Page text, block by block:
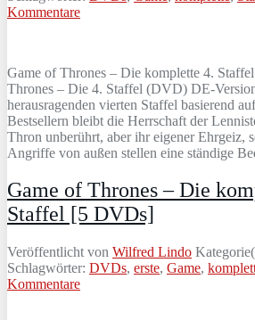
Kommentare
Game of Thrones – Die komplette 4.
Thrones – Die 4. Staffel (DVD) DE-
herausragenden vierten Staffel basierend
Bestsellern bleibt die Herrschaft der
Thron unberührt, aber ihr eigener Ehrgeiz,
Angriffe von außen stellen eine ständige
Game of Thrones – Die
Staffel [5 DVDs]
Veröffentlicht von Wilfred Lindo
Schlagwörter: DVDs, erste, Game,
Kommentare